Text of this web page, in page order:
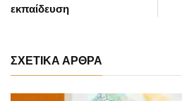
εκπαίδευση
ΣΧΕΤΙΚΑ ΑΡΘΡΑ